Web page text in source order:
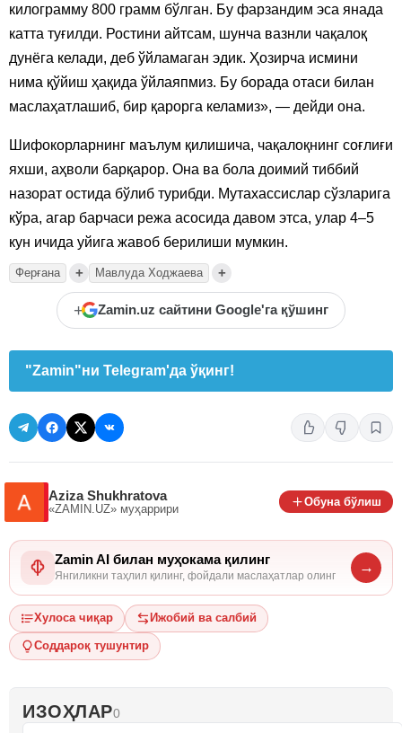
килограмму 800 грамм бўлган. Бу фарзандим эса янада
катта туғилди. Ростини айтсам, шунча вазнли чақалоқ
дунёга келади, деб ўйламаган эдик. Ҳозирча исмини
нима қўйиш ҳақида ўйлаяпмиз. Бу борада отаси билан
маслаҳатлашиб, бир қарорга келамиз», — дейди она.
Шифокорларнинг маълум қилишича, чақалоқнинг соғлиғи
яхши, аҳволи барқарор. Она ва бола доимий тиббий
назорат остида бўлиб турибди. Мутахассислар сўзларига
кўра, агар барчаси режа асосида давом этса, улар 4–5
кун ичида уйига жавоб берилиши мумкин.
Ферғана + Мавлуда Ходжаева +
+ Zamin.uz сайтини Google'га қўшинг
"Zamin"ни Telegram'да ўқинг!
Aziza Shukhratova
«ZAMIN.UZ» муҳаррири
Обуна бўлиш
Zamin AI билан муҳокама қилинг
Янгиликни таҳлил қилинг, фойдали маслаҳатлар олинг
→
Хулоса чиқар Ижобий ва салбий
Соддароқ тушунтир
ИЗОҲЛАР0